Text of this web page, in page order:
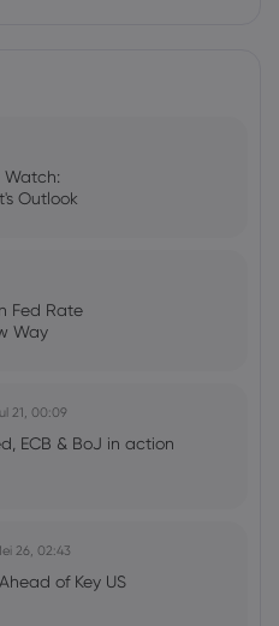
Watch:
Outlook
Fed Rate
Way
21, 00:09
ECB & BoJ in action
26, 02:43
of Key US